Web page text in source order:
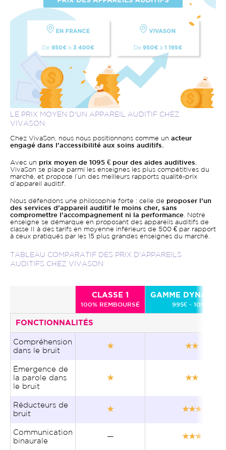
LE PRIX MOYEN D'UN APPAREIL AUDITIF CHEZ
VIVASON
Chez VivaSon, nous nous positionnons comme un acteur
engagé dans l’accessibilité aux soins auditifs.
Avec un prix moyen de 1095 € pour des aides auditives,
VivaSon se place parmi les enseignes les plus compétitives du
marché, et propose l’un des meilleurs rapports qualité-prix
d’appareil auditif.
Nous défendons une philosophie forte : celle de proposer l’un
des services d’appareil auditif le moins cher, sans
compromettre l’accompagnement ni la performance. Notre
enseigne se démarque en proposant des appareils auditifs de
classe II à des tarifs en moyenne inférieurs de 500 € par rapport
à ceux pratiqués par les 15 plus grandes enseignes du marché.
TABLEAU COMPARATIF DES PRIX D'APPAREILS
AUDITIFS CHEZ VIVASON
CLASSE 1
100% REMBOURSÉ
GAMME
995€ - 1095€
FONCTIONNALITÉS
Compréhension
dans le bruit
★ ★★
Émergence de
la parole dans
le bruit
★ ★★
Réducteurs de
bruit
★ ★★★
Communication
binaurale
— ★★★